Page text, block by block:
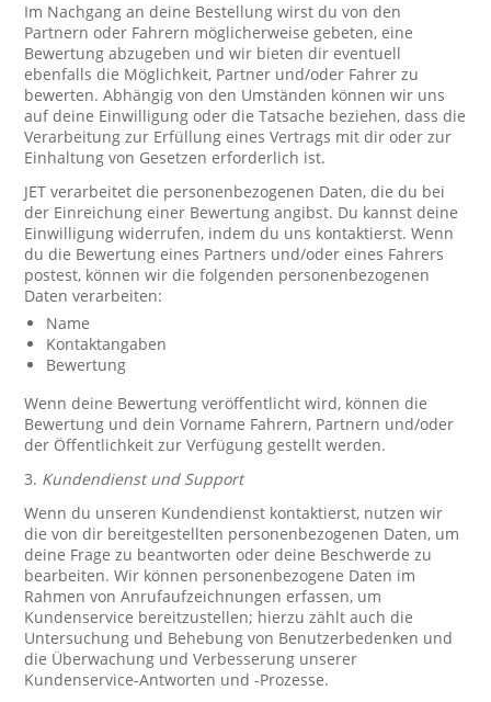
Im Nachgang an deine Bestellung wirst du von den
Partnern oder Fahrern möglicherweise gebeten, eine
Bewertung abzugeben und wir bieten dir eventuell
ebenfalls die Möglichkeit, Partner und/oder Fahrer zu
bewerten. Abhängig von den Umständen können wir uns
auf deine Einwilligung oder die Tatsache beziehen, dass die
Verarbeitung zur Erfüllung eines Vertrags mit dir oder zur
Einhaltung von Gesetzen erforderlich ist.
JET verarbeitet die personenbezogenen Daten, die du bei
der Einreichung einer Bewertung angibst. Du kannst deine
Einwilligung widerrufen, indem du uns kontaktierst. Wenn
du die Bewertung eines Partners und/oder eines Fahrers
postest, können wir die folgenden personenbezogenen
Daten verarbeiten:
Name
Kontaktangaben
Bewertung
Wenn deine Bewertung veröffentlicht wird, können die
Bewertung und dein Vorname Fahrern, Partnern und/oder
der Öffentlichkeit zur Verfügung gestellt werden.
3. Kundendienst und Support
Wenn du unseren Kundendienst kontaktierst, nutzen wir
die von dir bereitgestellten personenbezogenen Daten, um
deine Frage zu beantworten oder deine Beschwerde zu
bearbeiten. Wir können personenbezogene Daten im
Rahmen von Anrufaufzeichnungen erfassen, um
Kundenservice bereitzustellen; hierzu zählt auch die
Untersuchung und Behebung von Benutzerbedenken und
die Überwachung und Verbesserung unserer
Kundenservice-Antworten und -Prozesse.